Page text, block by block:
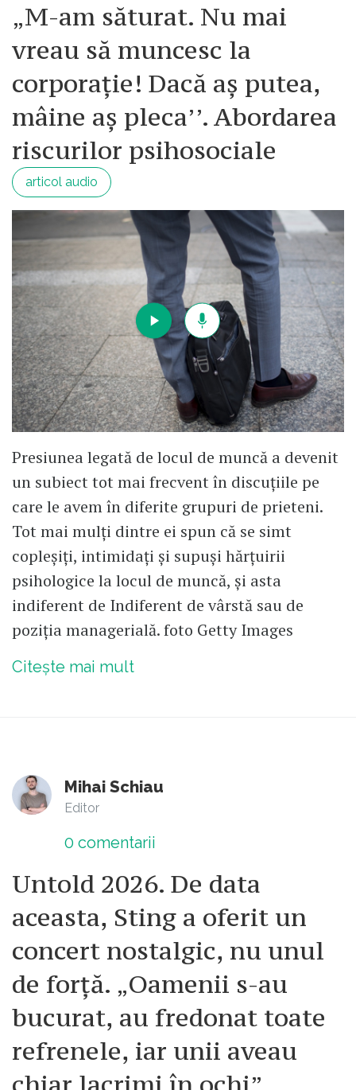
„M-am săturat. Nu mai
vreau să muncesc la
corporație! Dacă aș putea,
mâine aș pleca’’. Abordarea
riscurilor psihosociale
articol audio
Presiunea legată de locul de muncă a devenit
un subiect tot mai frecvent în discuțiile pe
care le avem în diferite grupuri de prieteni.
Tot mai mulți dintre ei spun că se simt
copleșiți, intimidați și supuși hărțuirii
psihologice la locul de muncă, și asta
indiferent de Indiferent de vârstă sau de
poziția managerială. foto Getty Images
Citește mai mult
Mihai Schiau
Editor
0 comentarii
Untold 2026. De data
aceasta, Sting a oferit un
concert nostalgic, nu unul
de forță. „Oamenii s-au
bucurat, au fredonat toate
refrenele, iar unii aveau